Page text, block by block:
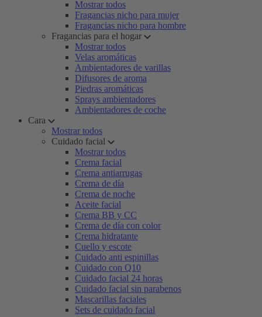
Mostrar todos
Fragancias nicho para mujer
Fragancias nicho para hombre
Fragancias para el hogar
Mostrar todos
Velas aromáticas
Ambientadores de varillas
Difusores de aroma
Piedras aromáticas
Sprays ambientadores
Ambientadores de coche
Cara
Mostrar todos
Cuidado facial
Mostrar todos
Crema facial
Crema antiarrugas
Crema de día
Crema de noche
Aceite facial
Crema BB y CC
Crema de día con color
Crema hidratante
Cuello y escote
Cuidado anti espinillas
Cuidado con Q10
Cuidado facial 24 horas
Cuidado facial sin parabenos
Mascarillas faciales
Sets de cuidado facial